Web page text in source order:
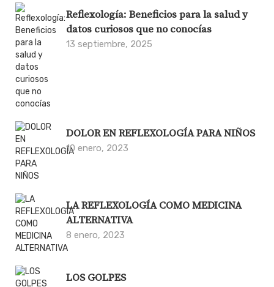
Reflexología: Beneficios para la salud y
datos curiosos que no conocías
13 septiembre, 2025
DOLOR EN REFLEXOLOGÍA PARA NIÑOS
10 enero, 2023
LA REFLEXOLOGÍA COMO MEDICINA
ALTERNATIVA
8 enero, 2023
LOS GOLPES